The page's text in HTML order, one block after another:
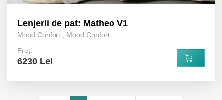
Lenjerii de pat: Matheo V1
Mood Confort , Mood Confort
Preț:
6230 Lei